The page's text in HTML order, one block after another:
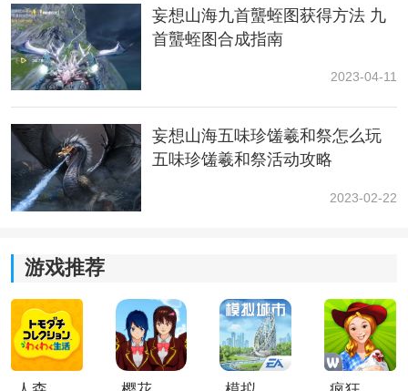
提前接触顶级装备的途径。
妄想山海万年图怎么弄
1、万年图图样在56级后的日活奖励当中出现；
2、每天的围猎是必做项目，蹭一次百年图必须有；
妄想山海九首蠪蛭图获得方法 九
首蠪蛭图合成指南
2023-04-11
妄想山海五味珍馐羲和祭怎么玩
五味珍馐羲和祭活动攻略
2023-02-22
游戏推荐